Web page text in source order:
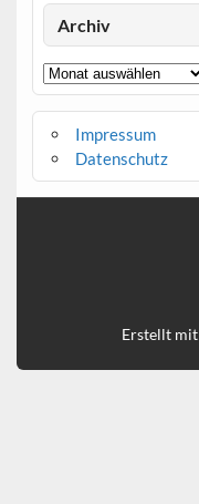
Archiv
Archiv
Impressum
Datenschutz
Erstellt mit